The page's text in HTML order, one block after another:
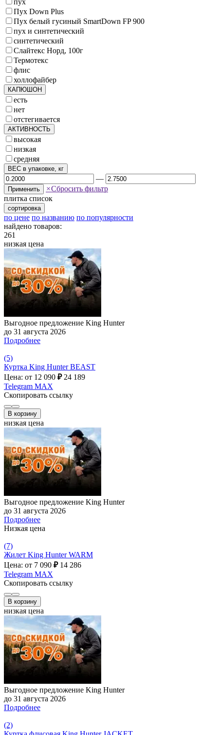
Пух Down Plus
Пух белый гусиный SmartDown FP 900
пух и синтетический
синтетический
Слайтекс Норд, 100г
Термотекс
флис
холлофайбер
КАПЮШОН
есть
нет
отстегивается
АКТИВНОСТЬ
высокая
низкая
средняя
ВЕС в упаковке, кг
—
Применить ×Сбросить фильтр
плитка список
сортировка
по цене по названию по популярности
найдено товаров:
261
низкая цена
Выгодное предложение King Hunter
до 31 августа 2026
Подробнее
(5)
Куртка King Hunter BEAST
Цена: от 12 090 ₽ 24 189
Telegram MAX
Скопировать ссылку
В корзину
низкая цена
Выгодное предложение King Hunter
до 31 августа 2026
Подробнее
Низкая цена
(7)
Жилет King Hunter WARM
Цена: от 7 090 ₽ 14 286
Telegram MAX
Скопировать ссылку
В корзину
низкая цена
Выгодное предложение King Hunter
до 31 августа 2026
Подробнее
(2)